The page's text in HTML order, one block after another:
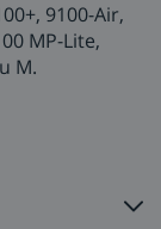
9100-Air,
MP-Lite,
M.